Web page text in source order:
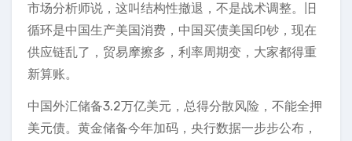
市场分析师说，这叫结构性撤退，不是战术调整。旧
循环是中国生产美国消费，中国买债美国印钞，现在
供应链乱了，贸易摩擦多，利率周期变，大家都得重
新算账。
中国外汇储备3.2万亿美元，总得分散风险，不能全押
美元债。黄金储备今年加码，央行数据一步步公布，